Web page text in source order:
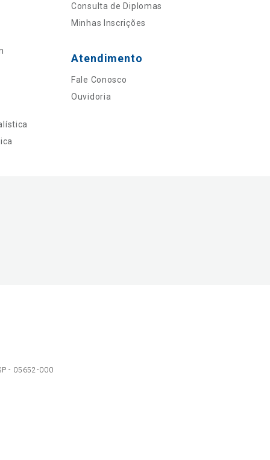
Consulta de Diplomas
Minhas Inscrições
Atendimento
Fale Conosco
Ouvidoria
- 05652-000